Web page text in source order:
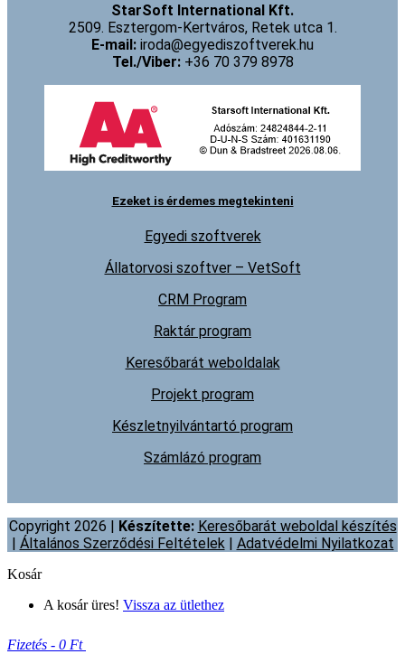
StarSoft International Kft.
2509. Esztergom-Kertváros, Retek utca 1.
E-mail: iroda@egyediszoftverek.hu
Tel./Viber:+36 70 379 8978
Ezeket is érdemes megtekinteni
Egyedi szoftverek
Állatorvosi szoftver – VetSoft
CRM Program
Raktár program
Keresőbarát weboldalak
Projekt program
Készletnyilvántartó program
Számlázó program
Copyright 2026 | Készítette: Keresőbarát weboldal készítés
Általános Szerződési Feltételek| Adatvédelmi Nyilatkozat
Kosár
A kosár üres! Vissza az ütlethez
Fizetés - 0 Ft